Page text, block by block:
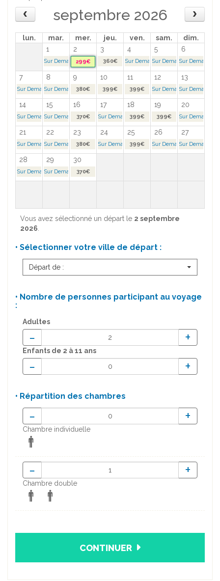
septembre 2026
lun. mar. mer. jeu. ven. sam.
dim.
1
2 3 4 5 6
Sur Demande >299€ 360€ Sur Demande >Sur Demande >Sur Demande >
7 8 9 10 11 12 13
Sur Demande >Sur Demande >380€ 399€ 399€ Sur Demande >Sur Demande >
14 15 16 17 18 19 20
Sur Demande >Sur Demande >370€ Sur Demande >399€ 399€ Sur Demande >
21 22 23 24 25 26 27
Sur Demande >Sur Demande >380€ Sur Demande >399€ Sur Demande >Sur Demande >
28 29 30
Sur Demande >Sur Demande >370€
Vous avez sélectionné un départ le 2 septembre
2026.
• Sélectionner votre ville de départ :
Départ de :
• Nombre de personnes participant au voyage
:
Adultes
- +
Enfants de 2 à 11 ans
- +
• Répartition des chambres
- +
Chambre individuelle
- +
Chambre double
CONTINUER